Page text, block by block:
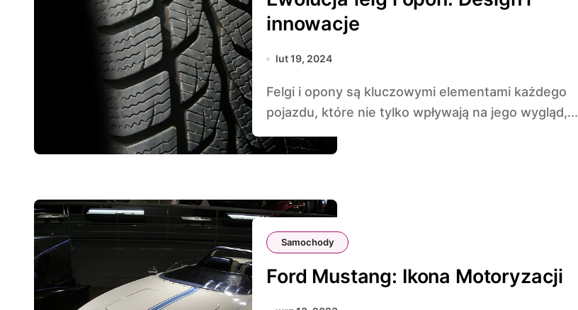
innowacje
lut 19, 2024
Felgi i opony są kluczowymi elementami każdego
pojazdu, które nie tylko wpływają na jego wygląd,...
Samochody
Ford Mustang: Ikona Motoryzacji